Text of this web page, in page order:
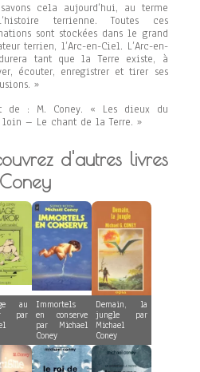
cela aujourd’hui, au terme
terrienne. Toutes ces
sont stockées dans le grand
terrien, l’Arc-en-Ciel. L’Arc-en-
tant que la Terre existe, à
écouter, enregistrer et tirer ses
»
de : M. Coney. « Les dieux du
loin – Le chant de la Terre. »
d'autres livres
au
par
Immortels
en conserve
par Michael
Coney
Demain, la
jungle par
Michael
Coney